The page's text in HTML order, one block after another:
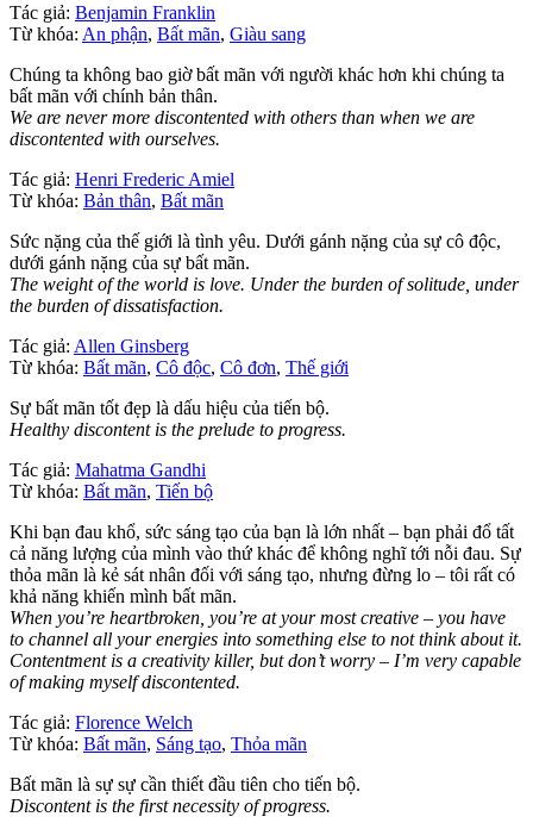
Tác giả: Benjamin Franklin
Từ khóa: An phận, Bất mãn, Giàu sang
Chúng ta không bao giờ bất mãn với người khác hơn khi chúng ta
bất mãn với chính bản thân.
We are never more discontented with others than when we are
discontented with ourselves.
Tác giả: Henri Frederic Amiel
Từ khóa: Bản thân, Bất mãn
Sức nặng của thế giới là tình yêu. Dưới gánh nặng của sự cô độc,
dưới gánh nặng của sự bất mãn.
The weight of the world is love. Under the burden of solitude, under
the burden of dissatisfaction.
Tác giả: Allen Ginsberg
Từ khóa: Bất mãn, Cô độc, Cô đơn, Thế giới
Sự bất mãn tốt đẹp là dấu hiệu của tiến bộ.
Healthy discontent is the prelude to progress.
Tác giả: Mahatma Gandhi
Từ khóa: Bất mãn, Tiến bộ
Khi bạn đau khổ, sức sáng tạo của bạn là lớn nhất – bạn phải đổ tất
cả năng lượng của mình vào thứ khác để không nghĩ tới nỗi đau. Sự
thỏa mãn là kẻ sát nhân đối với sáng tạo, nhưng đừng lo – tôi rất có
khả năng khiến mình bất mãn.
When you’re heartbroken, you’re at your most creative – you have
to channel all your energies into something else to not think about it.
Contentment is a creativity killer, but don’t worry – I’m very capable
of making myself discontented.
Tác giả: Florence Welch
Từ khóa: Bất mãn, Sáng tạo, Thỏa mãn
Bất mãn là sự sự cần thiết đầu tiên cho tiến bộ.
Discontent is the first necessity of progress.